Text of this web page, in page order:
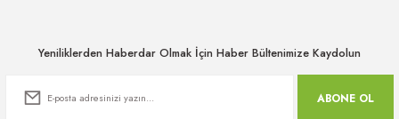
Yeniliklerden Haberdar Olmak İçin Haber Bültenimize Kaydolun
ABONE OL